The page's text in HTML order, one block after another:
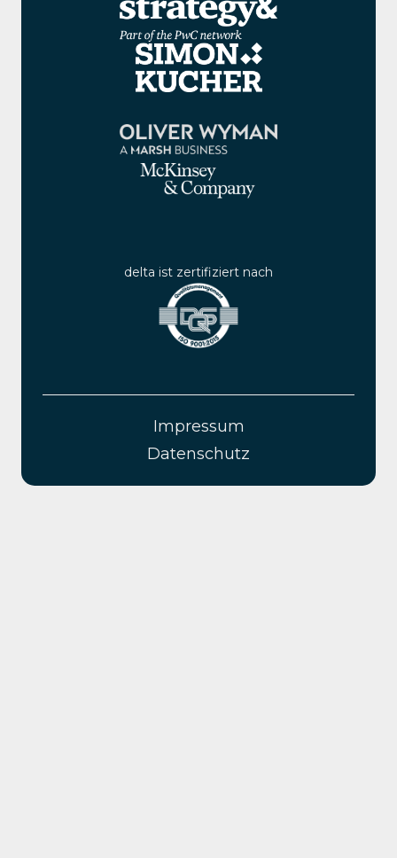
delta ist zertifiziert nach
Impressum
Datenschutz